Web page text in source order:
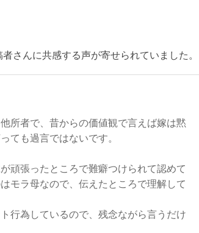
さんに共感する声が寄せられていました。
所者で、昔からの価値観で言えば嫁は黙
ても過言ではないです。
頑張ったところで難癖つけられて認めて
モラ母なので、伝えたところで理解して
行為しているので、残念ながら言うだけ